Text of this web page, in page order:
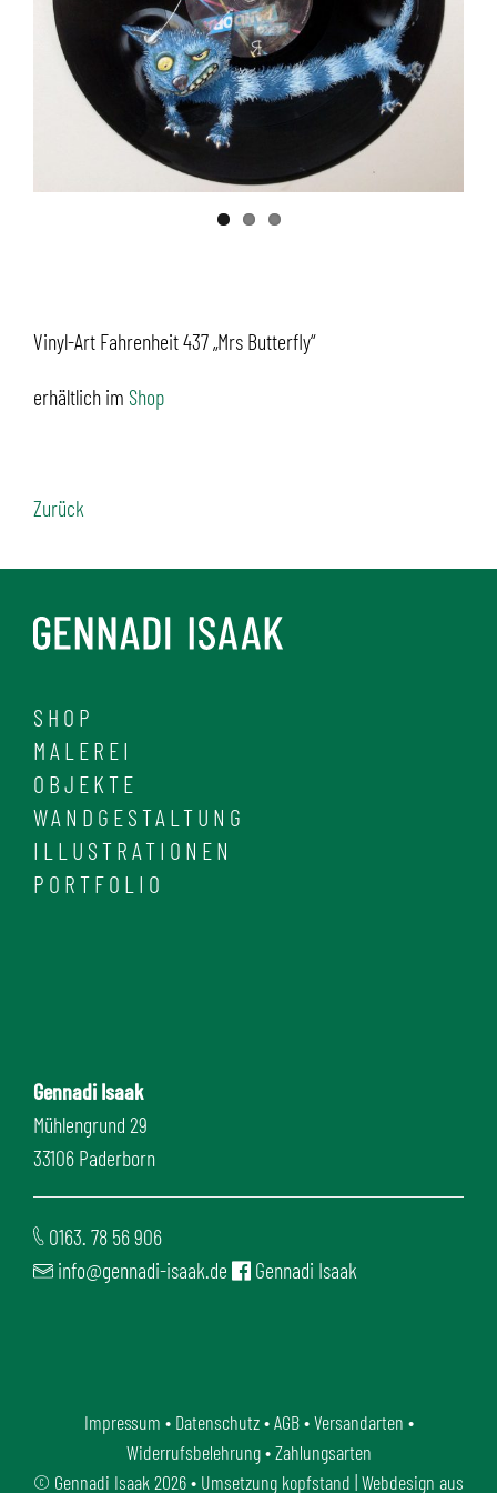
Vinyl-Art Fahrenheit 437 „Mrs Butterfly“
erhältlich im Shop
Zurück
SHOP
MALEREI
OBJEKTE
WANDGESTALTUNG
ILLUSTRATIONEN
PORTFOLIO
Gennadi Isaak
Mühlengrund 29
33106 Paderborn
0163. 78 56 906
info@gennadi-isaak.de
Gennadi Isaak
Impressum • Datenschutz•AGB•Versandarten •
Widerrufsbelehrung•Zahlungsarten
© Gennadi Isaak 2026 • Umsetzung kopfstand | Webdesign aus